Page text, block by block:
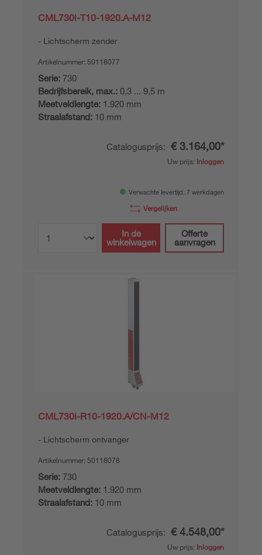
CML730i-T10-1920.A-M12
Lichtscherm zender
Artikelnummer: 50118077
Serie: 730
Bedrijfsbereik, max.: 0,3 ... 9,5 m
Meetveldlengte: 1.920 mm
Straalafstand: 10 mm
Catalogusprijs: € 3.164,00*
Uw prijs: Inloggen
Verwachte levertijd: 7 werkdagen
Vergelijken
In de
winkelwagen
Offerte
aanvragen
CML730i-R10-1920.A/CN-M12
Lichtscherm ontvanger
Artikelnummer: 50118078
Serie: 730
Meetveldlengte: 1.920 mm
Straalafstand: 10 mm
Catalogusprijs: € 4.548,00*
Uw prijs: Inloggen